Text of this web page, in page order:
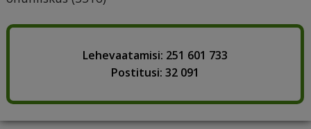
Lehevaatamisi: 251 601 733
Postitusi: 32 091